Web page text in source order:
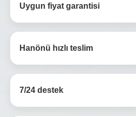
Uygun fiyat garantisi
Hanönü hızlı teslim
7/24 destek